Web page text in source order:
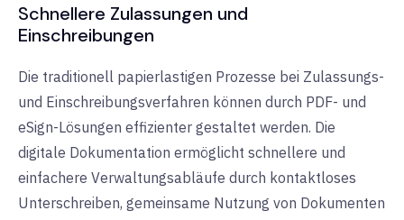
Schnellere Zulassungen und
Einschreibungen
Die traditionell papierlastigen Prozesse bei Zulassungs-
und Einschreibungsverfahren können durch PDF- und
eSign-Lösungen effizienter gestaltet werden. Die
digitale Dokumentation ermöglicht schnellere und
einfachere Verwaltungsabläufe durch kontaktloses
Unterschreiben, gemeinsame Nutzung von Dokumenten